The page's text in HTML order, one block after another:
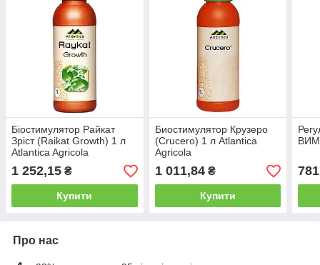
Біостимулятор Райкат
Зріст (Raikat Growth) 1 л
Atlantica Agricola
1 252,15 ₴
Купити
Биостимулятор Крузеро
(Crucero) 1 л Atlantica
Agricola
1 011,84₴
Купити
Про нас